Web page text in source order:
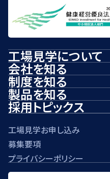
工場見学について
会社を知る
制度を知る
製品を知る
採用トピックス
工場見学お申し込み
募集要項
プライバシーポリシー